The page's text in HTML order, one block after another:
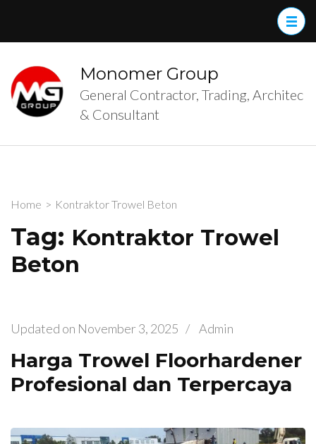
(Press
Enter)
Monomer Group
General Contractor, Trading, Architec
& Consultant
Home > Kontraktor Trowel Beton
Tag: Kontraktor Trowel
Beton
Updated on November 3, 2025 / Admin
Harga Trowel Floorhardener
Profesional dan Terpercaya